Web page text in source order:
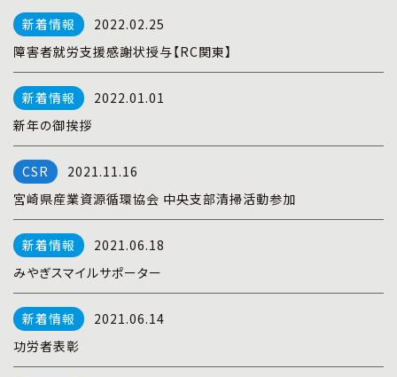
全国事業所紹介
2022.02.25
障害者就労支援感謝状授与【RC関東】
2022.01.01
新年の御挨拶
2021.11.16
宮崎県産業資源循環協会 中央支部清掃活動参加
2021.06.18
みやぎスマイルサポーター
2021.06.14
功労者表彰